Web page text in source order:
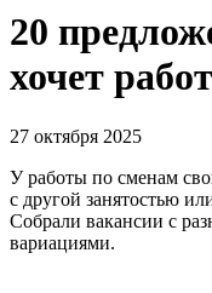
20
хочет
27 октября 2025
У работы по сменам
с другой занятостью
Собрали вакансии с
вариациями.